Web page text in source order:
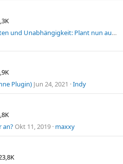
Datensouveränität, Kosten und Unabhängigkeit: Plant nun auch Hamburg, sich von Microsoft zu trennen: Ein Blick auf die aktuellen Entwicklungen
Plugin) Jun 24, 2021 Indy
an? Okt 11, 2019 maxxy